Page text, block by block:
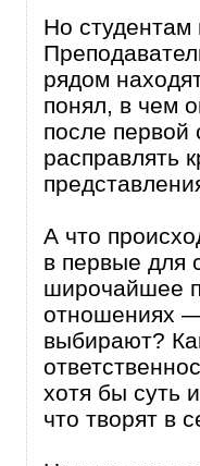
Но студентам
рядом
понял, в чем
после первой
расправлять
А что
в первые для
широчайшее
отношениях
выбирают?
хотя бы суть
что творят в